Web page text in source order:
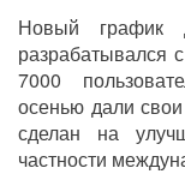
Новый график
разрабатывался
7000
осенью дали
сделан на
частности